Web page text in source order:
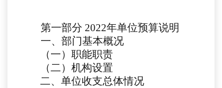
第一部分 2022年单位预算说明
一、部门基本概况
（一）职能职责
（二）机构设置
二、单位收支总体情况